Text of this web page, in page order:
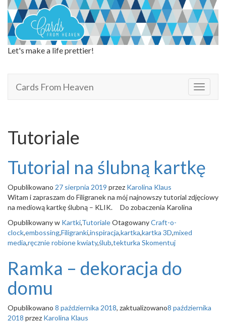
Let's make a life prettier!
T
o
v
i
a
Cards From Heaven
Tutoriale
Tutorial na ślubną kartkę
Opublikowano 27 sierpnia 2019 przez Karolina Klaus
Witam i zapraszam do Filigranek na mój najnowszy tutorial zdjęciowy
na mediową kartkę ślubną – KLIK. Do zobaczenia Karolina
Opublikowany w Kartki,TutorialeOtagowanyCraft-o-
clock,embossing,Filigranki,inspiracja,kartka,kartka 3D,mixed
media,ręcznie robione kwiaty,ślub,tekturka Skomentuj
Ramka – dekoracja do
domu
Opublikowano 8 października 2018, zaktualizowano8 października
2018 przez Karolina Klaus